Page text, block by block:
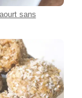
sans